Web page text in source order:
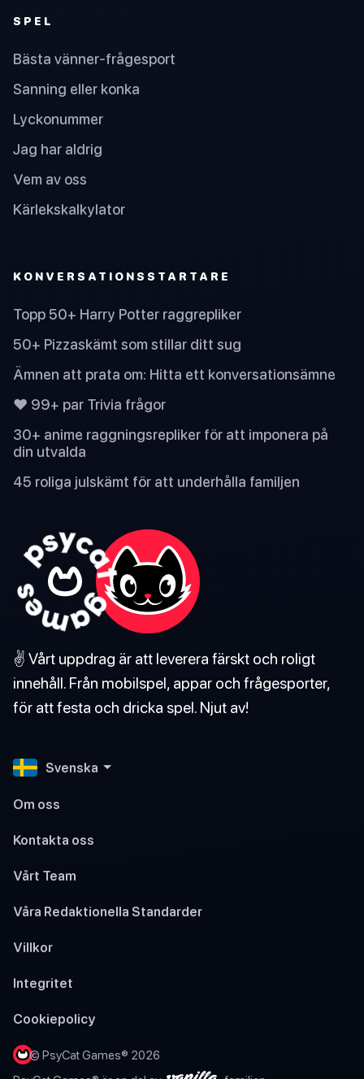
SPEL
Bästa vänner-frågesport
Sanning eller konka
Lyckonummer
Jag har aldrig
Vem av oss
Kärlekskalkylator
KONVERSATIONSSTARTARE
Topp 50+ Harry Potter raggrepliker
50+ Pizzaskämt som stillar ditt sug
Ämnen att prata om: Hitta ett konversationsämne
❤️ 99+ par Trivia frågor
30+ anime raggningsrepliker för att imponera på
din utvalda
45 roliga julskämt för att underhålla familjen
✌️ Vårt uppdrag är att leverera färskt och roligt
innehåll. Från mobilspel, appar och frågesporter,
för att festa och dricka spel. Njut av!
Svenska
Om oss
Kontakta oss
Vårt Team
Våra Redaktionella Standarder
Villkor
Integritet
Cookiepolicy
© PsyCat Games® 2026